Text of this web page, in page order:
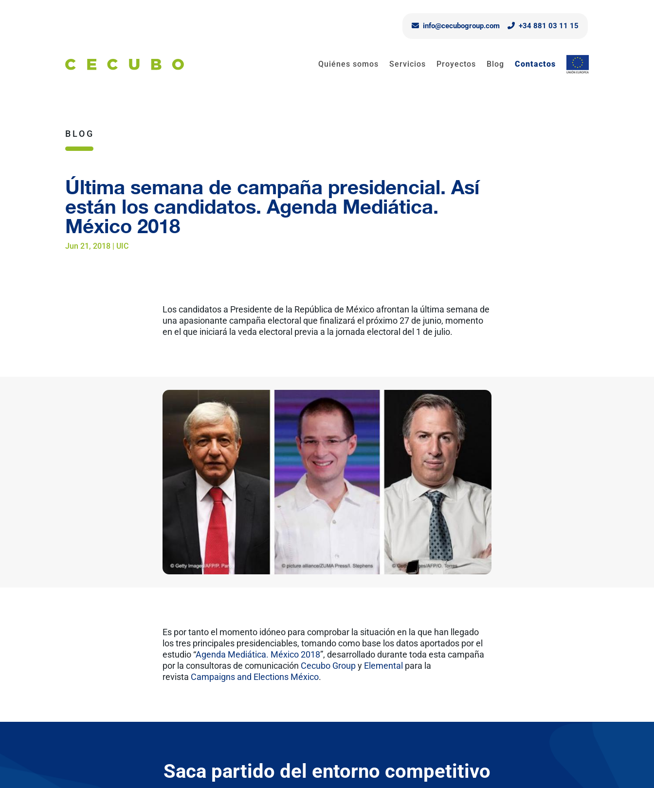
info@cecubogroup.com +34 881 03 11 15
Quiénes somos Servicios Proyectos Blog Contactos
BLOG
Última semana de campaña presidencial. Así
están los candidatos. Agenda Mediática.
México 2018
Jun 21, 2018 | UIC
Los candidatos a Presidente de la República de México afrontan la última semana de
una apasionante campaña electoral que finalizará el próximo 27 de junio, momento
en el que iniciará la veda electoral previa a la jornada electoral del 1 de julio.
Es por tanto el momento idóneo para comprobar la situación en la que han llegado
los tres principales presidenciables, tomando como base los datos aportados por el
estudio “Agenda Mediática. México 2018”, desarrollado durante toda esta campaña
por la consultoras de comunicación Cecubo Groupy Elemental para la
revista Campaigns and Elections México.
Saca partido del entorno competitivo